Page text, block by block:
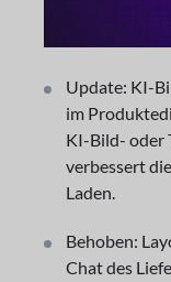
Update: KI-
im
KI-Bild- oder
verbessert
Laden.
Behoben:
Chat des